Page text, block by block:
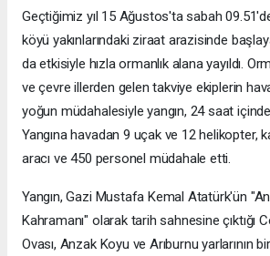
Geçtiğimiz yıl 15 Ağustos'ta sabah
köyü yakınlarındaki ziraat arazisinde
da etkisiyle hızla ormanlık alana yayıldı.
ve çevre illerden gelen takviye ekiplerin
yoğun müdahalesiyle yangın, 24 saat içinde
Yangına havadan 9 uçak ve 12 helikopter,
aracı ve 450 personel müdahale etti.
Yangın, Gazi Mustafa Kemal Atatürk'ün
Kahramanı" olarak tarih sahnesine çıktığı
Ovası, Anzak Koyu ve Arıburnu yarlarının